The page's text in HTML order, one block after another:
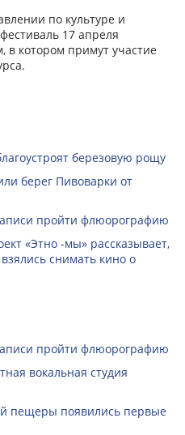
по культуре и
17 апреля
в котором примут участие
березовую рощу
берег Пивоварки от
пройти флюорографию
«Этно -мы» рассказывает,
снимать кино о
пройти флюорографию
вокальная студия
пещеры появились первые